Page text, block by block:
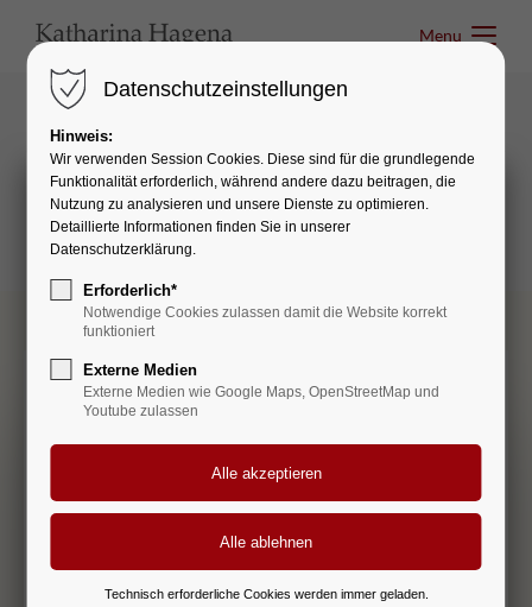
Menu
Popup
Pop-up Window
Please wait a moment...
Join our
mailing list.
Get our newsletter an be the first to know about
booking openings, education offerings & more.
Sicherheitsfrage*
Datenschutzeinstellungen
Hinweis:
Wir verwenden Session Cookies. Diese sind für die grundlegende
Funktionalität erforderlich, während andere dazu beitragen, die
Nutzung zu analysieren und unsere Dienste zu optimieren.
Detaillierte Informationen finden Sie in unserer
Datenschutzerklärung.
Erforderlich*
Notwendige Cookies zulassen damit die Website korrekt
funktioniert
Externe Medien
Externe Medien wie Google Maps, OpenStreetMap und
Youtube zulassen
Technisch erforderliche Cookies werden immer geladen.
Menu